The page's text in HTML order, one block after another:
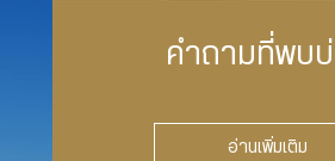
คำถามที่พบ
อ่านเพิ่มเติม